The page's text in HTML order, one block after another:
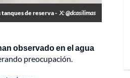
de reserva - X: @dcasilimas
observado en el agua
preocupación.